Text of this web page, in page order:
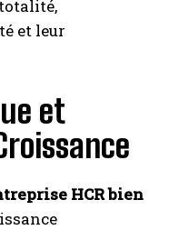
et leur
et
HCR bien